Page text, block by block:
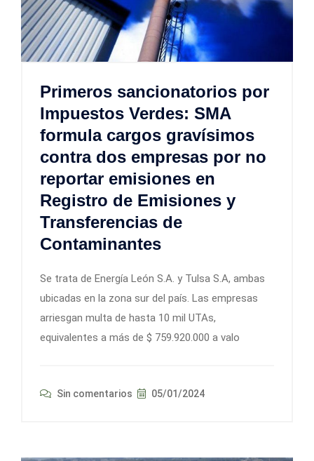
Primeros sancionatorios por
Impuestos Verdes: SMA
formula cargos gravísimos
contra dos empresas por no
reportar emisiones en
Registro de Emisiones y
Transferencias de
Contaminantes
Se trata de Energía León S.A. y Tulsa S.A, ambas
ubicadas en la zona sur del país. Las empresas
arriesgan multa de hasta 10 mil UTAs,
equivalentes a más de $ 759.920.000 a valo
Sin comentarios 05/01/2024